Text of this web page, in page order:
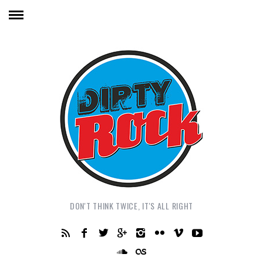
DON'T THINK TWICE, IT'S ALL RIGHT